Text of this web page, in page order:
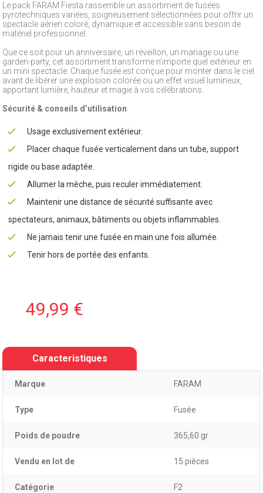
Le pack FARAM Fiesta rassemble un assortiment de fusées
pyrotechniques variées, soigneusement sélectionnées pour offrir un
spectacle aérien coloré, dynamique et accessible sans besoin de
matériel professionnel.
Que ce soit pour un anniversaire, un réveillon, un mariage ou une
garden-party, cet assortiment transforme n’importe quel extérieur en
un mini spectacle. Chaque fusée est conçue pour monter dans le ciel
avant de libérer une explosion colorée ou un effet visuel lumineux,
apportant lumière, hauteur et magie à vos célébrations.
Sécurité & conseils d’utilisation
Usage exclusivement extérieur.
Placer chaque fusée verticalement dans un tube, support
rigide ou base adaptée.
Allumer la mèche, puis reculer immédiatement.
Maintenir une distance de sécurité suffisante avec
spectateurs, animaux, bâtiments ou objets inflammables.
Ne jamais tenir une fusée en main une fois allumée.
Tenir hors de portée des enfants.
49,99 €
Caracteristiques
Marque FARAM
Type Fusée
Poids de poudre 365,60 gr
Vendu en lot de 15 pièces
Catégorie F2